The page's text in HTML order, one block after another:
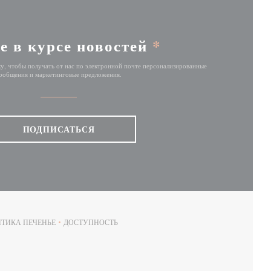
в курсе новостей *
чтобы получать от нас по электронной почте персонализированные
и маркетинговые предложения.
ПОДПИСАТЬСЯ
ПЕЧЕНЬЕ
((ОТКРЫВАЕТСЯ В НОВОМ ОКНЕ))
ДОСТУПНОСТЬ
((ОТКРЫВАЕТСЯ В НОВОМ ОКНЕ))